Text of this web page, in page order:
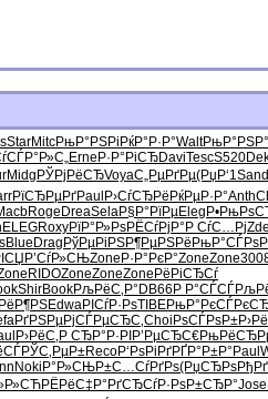
StarMitcРњР°РЅРі РќР°Р·Р°WaltРњР°РЅР°
СЃР°Р»С„Erne Р·Р°РіСЂDaviTescS520
Midg РЎРјРёСЂVoyaС„РµРґРµ(РџР‘1Sand
РїСЂРµРґPaul Р›СѓСЂРё РќРµР·Р°Anth
Roge DreaSelaР§Р°РїРµEleg
ELEGRoxyРїР°Р»РѕРЁСѓРјР° Р СѓС…Рј
Blue Drag РўРµРіРЅР¶РµРЅРё РњР°СЃРѕ
Р’СѓР»СЊZone Р·Р°РєР°ZoneZone
RIDOZoneZoneZone РёРіСЂСѓ
ShirBookРљРёС‚Р° DB66 Р Р°СЃСЃ
EdwaРІСѓР·РѕTIBEРњР°РєСЃ
РґРЅРµРјСЃРµСЂС‚Choi РѕСЃРѕР±
Р›РёС‚Р СЂР°Р·РІ Р’РµСЂС€
РЎС‚РµР±RecoР‘РѕРіРґРҐР°Р±Р° Paul
Noki Р°Р»СЊР±С…СѓРґРѕ(РџСЂРѕ
РЁРёС‡Р° РґСЂСѓР· РѕР±СЂР°Jose